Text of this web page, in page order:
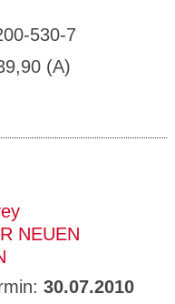
530-7
(A)
NEUEN
30.07.2010